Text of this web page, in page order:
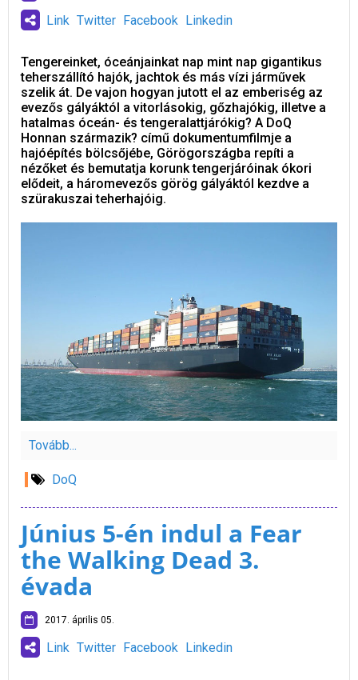
Link Twitter Facebook Linkedin
Tengereinket, óceánjainkat nap mint nap gigantikus
teherszállító hajók, jachtok és más vízi járművek
szelik át. De vajon hogyan jutott el az emberiség az
evezős gályáktól a vitorlásokig, gőzhajókig, illetve a
hatalmas óceán- és tengeralattjárókig? A DoQ
Honnan származik? című dokumentumfilmje a
hajóépítés bölcsőjébe, Görögországba repíti a
nézőket és bemutatja korunk tengerjáróinak ókori
elődeit, a háromevezős görög gályáktól kezdve a
szürakuszai teherhajóig.
Tovább...
DoQ
Június 5-én indul a Fear
the Walking Dead 3.
évada
2017. április 05.
Link Twitter Facebook Linkedin